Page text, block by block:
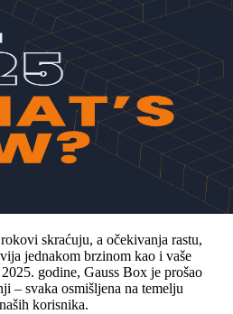
skraćuju, a očekivanja rastu,
jednakom brzinom kao i vaše
godine, Gauss Box je prošao
– svaka osmišljena na temelju
korisnika.